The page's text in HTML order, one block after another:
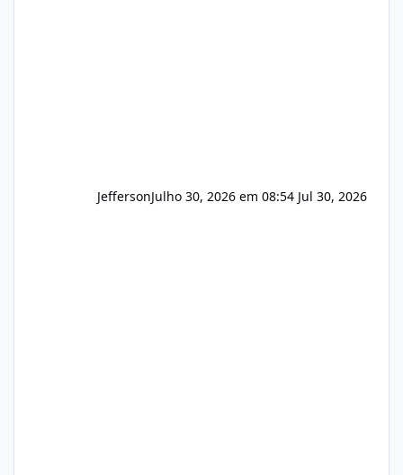
JeffersonJulho 30, 2026 em 08:54 Jul 30, 2026